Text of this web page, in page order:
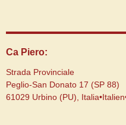
Ca Piero:
Strada Provinciale
Peglio-San Donato 17 (SP 88)
61029 Urbino (PU),